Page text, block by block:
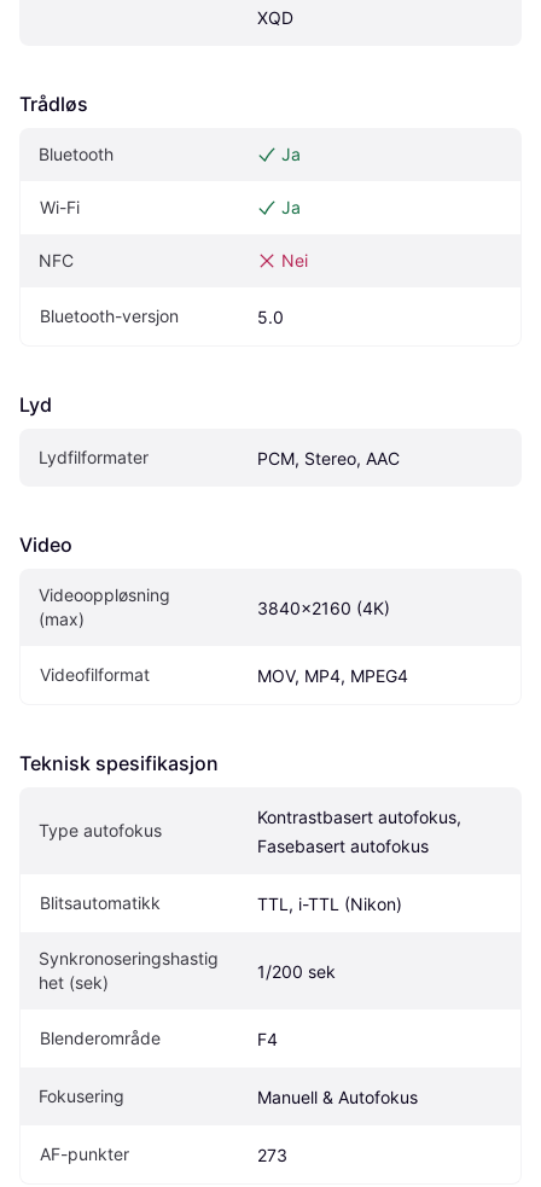
XQD
Trådløs
Bluetooth Ja
Wi-Fi Ja
NFC Nei
Bluetooth-versjon 5.0
Lyd
Lydfilformater PCM, Stereo, AAC
Video
Videooppløsning
(max)
3840x2160 (4K)
Videofilformat MOV, MP4, MPEG4
Teknisk spesifikasjon
Type autofokus
Kontrastbasert autofokus,
Fasebasert autofokus
Blitsautomatikk TTL, i-TTL (Nikon)
Synkronoseringshastig
het (sek)
1/200 sek
Blenderområde F4
Fokusering Manuell & Autofokus
AF-punkter 273